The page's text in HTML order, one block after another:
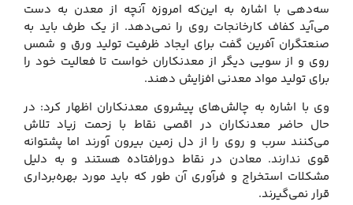
سه‌دهی با اشاره به این‌که امروزه آنچه از معدن به دست
می‌آید کفاف کارخانجات روی را نمی‌دهد. از یک طرف باید به
صنعتگران آفرین گفت برای ایجاد ظرفیت تولید ورق و شمس
روی و از سویی دیگر از معدنکاران خواست تا فعالیت خود را
برای تولید مواد معدنی افزایش دهند.
وی با اشاره به چالش‌های پیشروی معدنکاران اظهار کرد: در
حال حاضر معدنکاران در اقصی نقاط با زحمت زیاد تلاش
می‌کنند سرب و روی را از دل زمین بیرون آورند اما پشتوانه
قوی ندارند. معادن در نقاط دورافتاده هستند و به دلیل
مشکلات استخراج و فرآوری آن طور که باید مورد بهره‌برداری
قرار نمی‌گیرند.